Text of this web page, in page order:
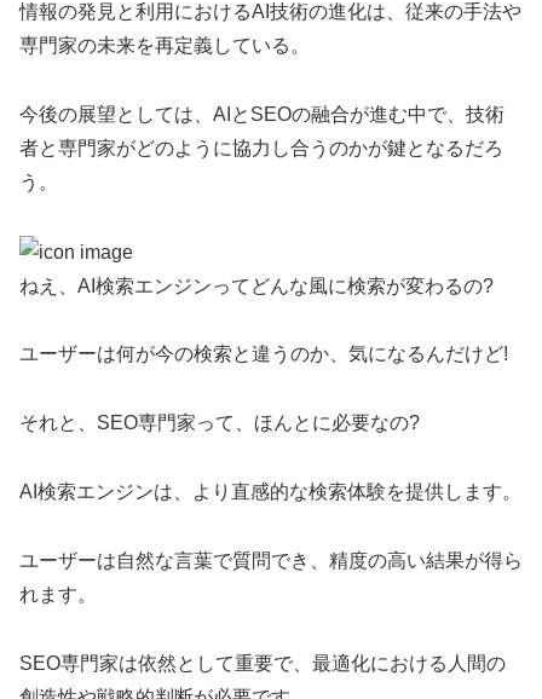
情報の発見と利用におけるAI技術の進化は、従来の手法や
専門家の未来を再定義している。
今後の展望としては、AIとSEOの融合が進む中で、技術
者と専門家がどのように協力し合うのかが鍵となるだろ
う。
ねえ、AI検索エンジンってどんな風に検索が変わるの?
ユーザーは何が今の検索と違うのか、気になるんだけど!
それと、SEO専門家って、ほんとに必要なの?
AI検索エンジンは、より直感的な検索体験を提供します。
ユーザーは自然な言葉で質問でき、精度の高い結果が得ら
れます。
SEO専門家は依然として重要で、最適化における人間の